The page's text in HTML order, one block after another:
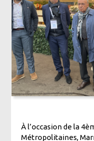
À l’occasion de la
Métropolitaines,